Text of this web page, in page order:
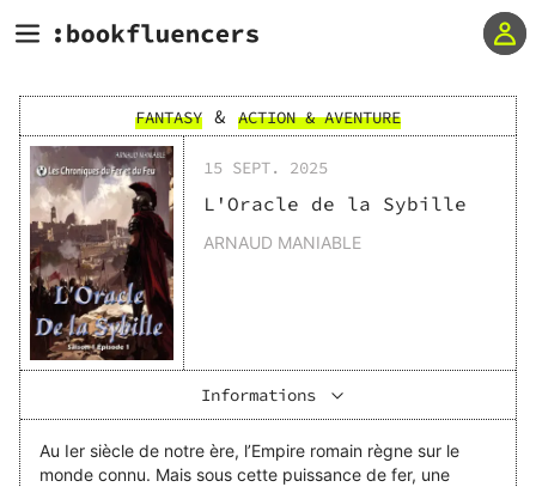
FANTASY & ACTION & AVENTURE
15 SEPT. 2025
L'Oracle de la Sybille
ARNAUD MANIABLE
Informations
Au Ier siècle de notre ère, l’Empire romain règne sur le
monde connu. Mais sous cette puissance de fer, une